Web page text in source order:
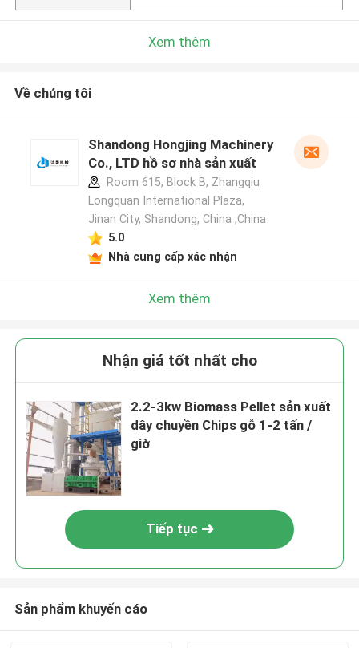
Xem thêm
Về chúng tôi
Shandong Hongjing Machinery
Co., LTD hồ sơ nhà sản xuất
Room 615, Block B, Zhangqiu
Longquan International Plaza,
Jinan City, Shandong, China ,China
5.0
Nhà cung cấp xác nhận
Xem thêm
Nhận giá tốt nhất cho
2.2-3kw Biomass Pellet sản xuất
dây chuyền Chips gỗ 1-2 tấn /
giờ
Tiếp tục
Sản phẩm khuyến cáo